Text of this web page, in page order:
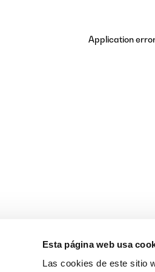
Esta página web usa
Las cookies de este sitio
Application